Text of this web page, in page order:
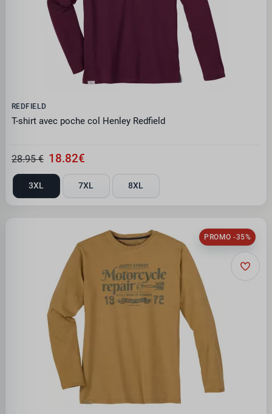
REDFIELD
T-shirt avec poche col Henley Redfield
28.95 € 18.82€
3XL 7XL 8XL
PROMO -35%